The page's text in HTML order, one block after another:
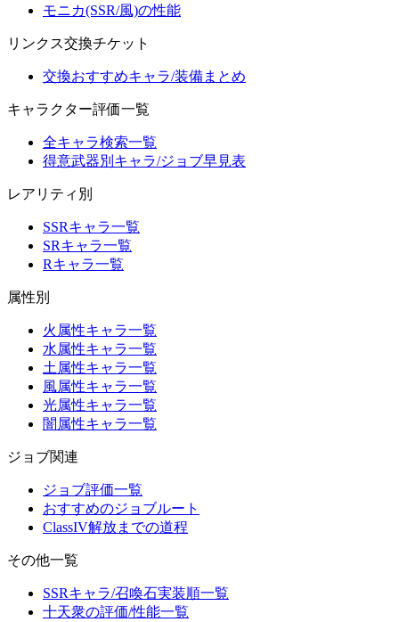
モニカ(SSR/風)の性能
リンクス交換チケット
交換おすすめキャラ/装備まとめ
キャラクター評価一覧
全キャラ検索一覧
得意武器別キャラ/ジョブ早見表
レアリティ別
SSRキャラ一覧
SRキャラ一覧
Rキャラ一覧
属性別
火属性キャラ一覧
水属性キャラ一覧
土属性キャラ一覧
風属性キャラ一覧
光属性キャラ一覧
闇属性キャラ一覧
ジョブ関連
ジョブ評価一覧
おすすめのジョブルート
ClassIV解放までの道程
その他一覧
SSRキャラ/召喚石実装順一覧
十天衆の評価/性能一覧